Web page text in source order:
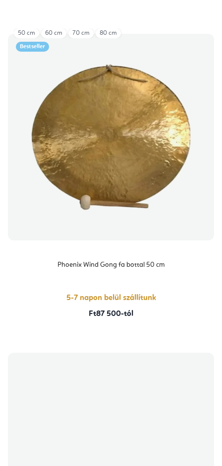
Bestseller
Phoenix Wind Gong fa bottal 50 cm
5-7 napon belül szállítunk
Ft87 500-tól
50 cm 60 cm 70 cm 80 cm